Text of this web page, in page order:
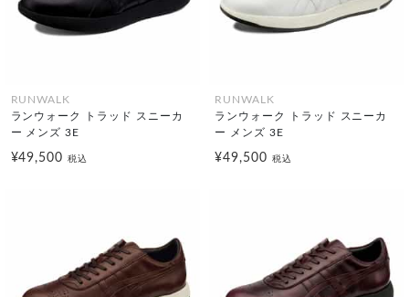
RUNWALK
ランウォーク トラッド スニーカ
ー メンズ 3E
¥49,500税込
RUNWALK
ランウォーク トラッド スニーカ
ー メンズ 3E
¥49,500 税込